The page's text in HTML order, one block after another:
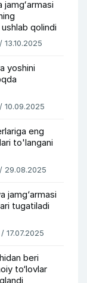
qolindi
13.10.2025
yoshini
10.09.2025
eng
to'langani
29.08.2025
jamg‘armasi
tugatiladi
17.07.2025
beri
to‘lovlar